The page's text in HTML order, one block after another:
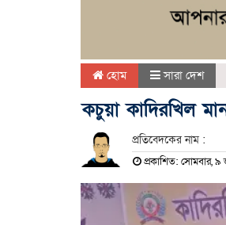
হোম সারা দেশ
কচুয়া কাদিরখিল
প্রতিবেদকের নাম :
প্রকাশিত: সোমবার,